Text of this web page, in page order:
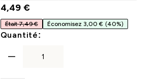
4,49 €‎
Était 7,49 € Économisez 3,00 € (40%)
Quantité: